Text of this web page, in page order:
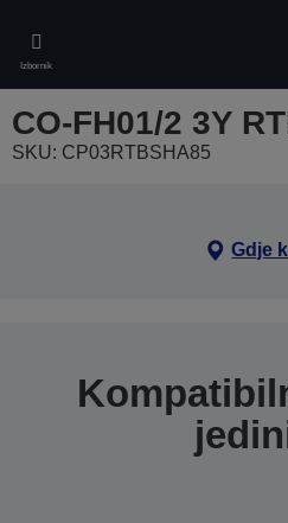
main
content
Izbornik
CO-FH01/2 3Y
SKU: CP03RTBSHA85
Gdje